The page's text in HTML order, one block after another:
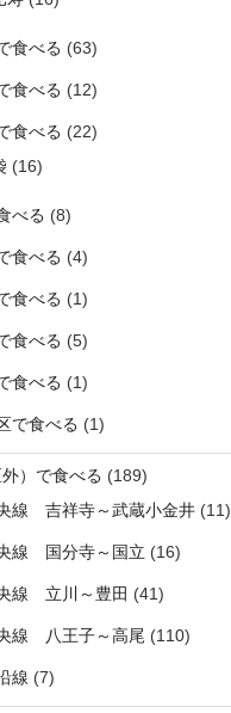
食べる (63)
食べる (12)
食べる (22)
(16)
べる (8)
食べる (4)
食べる (1)
食べる (5)
食べる (1)
で食べる (1)
）で食べる (189)
線 吉祥寺～武蔵小金井 (11)
線 国分寺～国立 (16)
線 立川～豊田 (41)
線 八王子～高尾 (110)
線 (7)